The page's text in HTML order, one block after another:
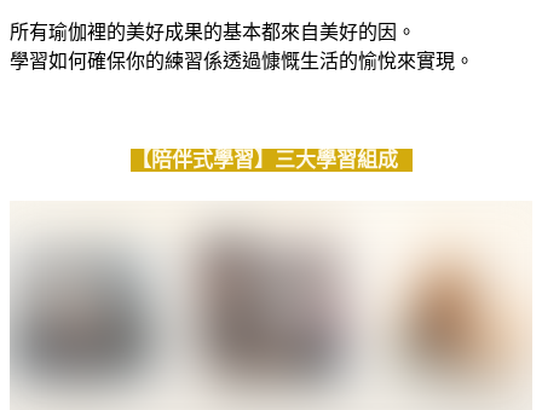
所有瑜伽裡的美好成果的基本都來自美好的因。
學習如何確保你的練習係透過慷慨生活的愉悅來實現。
【陪伴式學習】三大學習組成